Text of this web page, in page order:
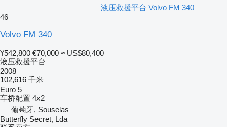
液压救援平台 Volvo FM 340
46
Volvo FM 340
¥542,800 €70,000 ≈ US$80,400
液压救援平台
2008
102,616 千米
Euro 5
车桥配置 4x2
葡萄牙, Souselas
Butterfly Secret, Lda